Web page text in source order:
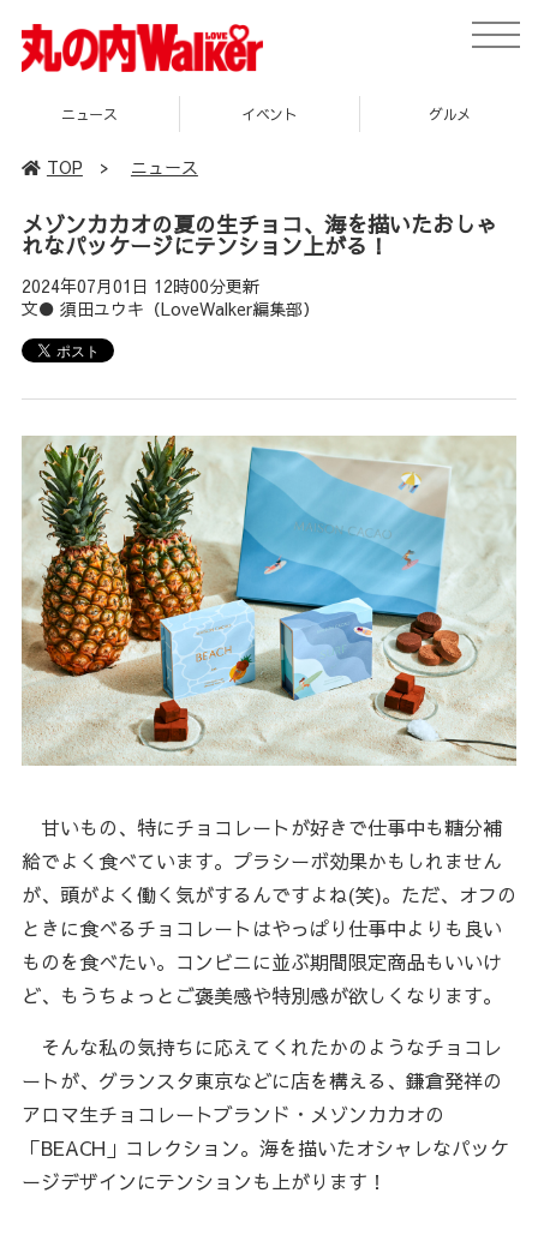
toggle
イベント グルメ スポット
TOP > ニュース
メゾンカカオの夏の生チョコ、海を描いたおしゃ
れなパッケージにテンション上がる！
2024年07月01日 12時00分更新
文● 須田ユウキ（LoveWalker編集部）
甘いもの、特にチョコレートが好きで仕事中も糖分補
給でよく食べています。プラシーボ効果かもしれません
が、頭がよく働く気がするんですよね(笑)。ただ、オフの
ときに食べるチョコレートはやっぱり仕事中よりも良い
ものを食べたい。コンビニに並ぶ期間限定商品もいいけ
ど、もうちょっとご褒美感や特別感が欲しくなります。
そんな私の気持ちに応えてくれたかのようなチョコレ
ートが、グランスタ東京などに店を構える、鎌倉発祥の
アロマ生チョコレートブランド・メゾンカカオの
「BEACH」コレクション。海を描いたオシャレなパッケ
ージデザインにテンションも上がります！